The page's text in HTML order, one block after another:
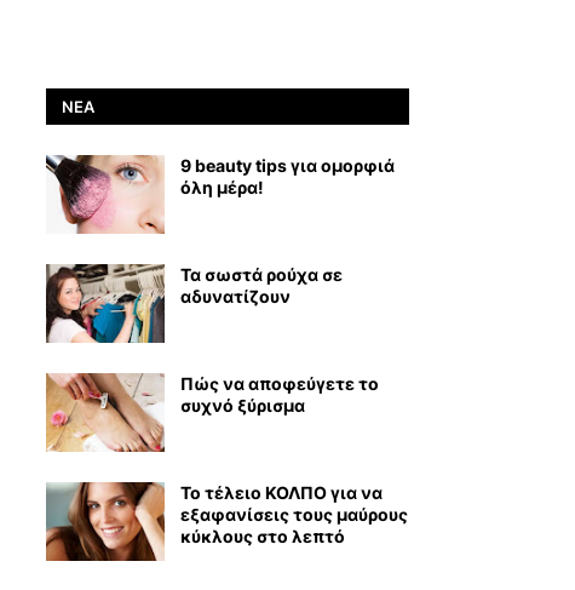
ΝΈΑ
9 beauty tips για ομορφιά
όλη μέρα!
Τα σωστά ρούχα σε
αδυνατίζουν
Πώς να αποφεύγετε το
συχνό ξύρισμα
Το τέλειο ΚΟΛΠΟ για να
εξαφανίσεις τους μαύρους
κύκλους στο λεπτό